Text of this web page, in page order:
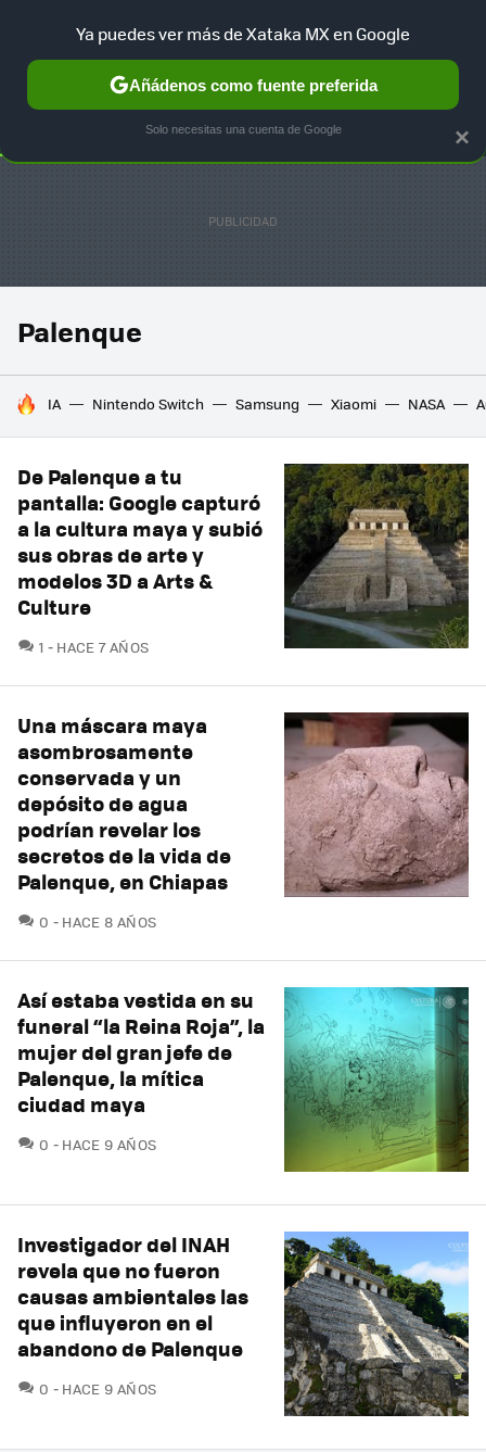
SELECCIÓN GAMING HOME AUTO TERRITORIO
Palenque
HOY SE HABLA DE
IA Nintendo Switch Samsung Xiaomi NASA
De Palenque a tu
pantalla: Google capturó
a la cultura maya y subió
sus obras de arte y
modelos 3D a Arts &
Culture
1 COMENTARIOS
HACE 7 AÑOS
Una máscara maya
asombrosamente
conservada y un
depósito de agua
podrían revelar los
secretos de la vida de
Palenque, en Chiapas
0 COMENTARIOS
HACE 8 AÑOS
Así estaba vestida en su
funeral “la Reina Roja”, la
mujer del gran jefe de
Palenque, la mítica
ciudad maya
0 COMENTARIOS
HACE 9 AÑOS
Investigador del INAH
revela que no fueron
causas ambientales las
que influyeron en el
abandono de Palenque
0 COMENTARIOS
HACE 9 AÑOS
×
Ya puedes ver más de Xataka MX en Google
Añádenos como fuente preferida
Solo necesitas una cuenta de Google